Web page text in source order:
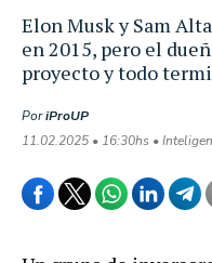
Elon Musk y Sam
en 2015, pero el
proyecto y todo
PoriProUP
11.02.2025 • 16:30hs •